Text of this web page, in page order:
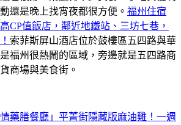
還是晚上找宵夜都很方便。 福州住宿
CP值飯店，鄰近地鐵站、三坊七巷，
索菲斯屏山酒店位於鼓樓區五四路與華
福州很熱鬧的區域，旁邊就是五四路商
商場與美食街。
藥膳餐廳」平菁街隱藏版麻油雞！一週